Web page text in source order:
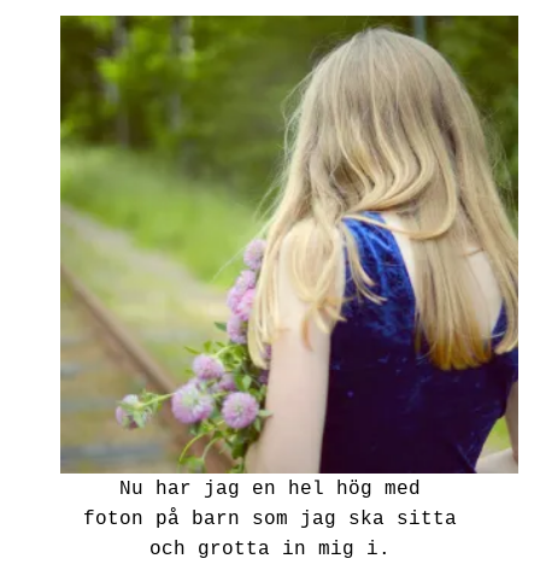
Nu har jag en hel hög med
foton på barn som jag ska sitta
och grotta in mig i.